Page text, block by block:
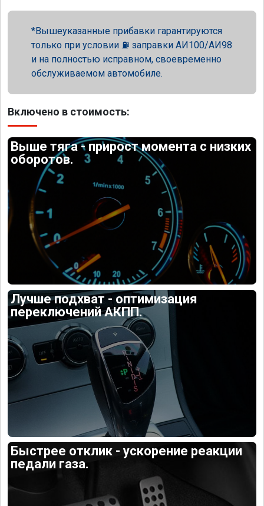
Вышеуказанные прибавки гарантируются
только при условии ⛽ заправки АИ100/АИ98
и на полностью исправном, своевременно
обслуживаемом автомобиле.
Включено в стоимость:
Выше тяга - прирост момента с низких
оборотов.
Лучше подхват - оптимизация
переключений АКПП.
Быстрее отклик - ускорение реакции
педали газа.